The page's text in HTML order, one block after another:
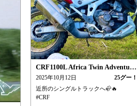
CRF1100L Africa Twin Adventure Sports/ES
2025年10月12日 25グー！
近所のシングルトラックへ🦣🔥
#CRF